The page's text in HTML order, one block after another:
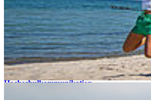
Allgemeine Studienberatung
Fakultät für Elektrotechnik und Informatik
Fakultät für Maschinenbau
Fakultät für Wirtschaft
Hochschulkommunikation